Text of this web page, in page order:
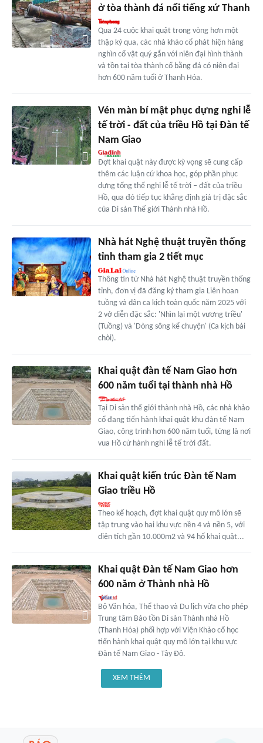
ở tòa thành đá nổi tiếng xứ Thanh
Qua 24 cuộc khai quật trong vòng hơn một
thập kỷ qua, các nhà khảo cổ phát hiện hàng
nghìn cổ vật quý gắn với niên đại hình thành
và tồn tại tòa thành cổ bằng đá có niên đại
hơn 600 năm tuổi ở Thanh Hóa.
Vén màn bí mật phục dựng nghi lễ
tế trời - đất của triều Hồ tại Đàn tế
Nam Giao
Đợt khai quật này được kỳ vọng sẽ cung cấp
thêm các luận cứ khoa học, góp phần phục
dựng tổng thể nghi lễ tế trời – đất của triều
Hồ, qua đó tiếp tục khẳng định giá trị đặc sắc
của Di sản Thế giới Thành nhà Hồ.
Nhà hát Nghệ thuật truyền thống
tỉnh tham gia 2 tiết mục
Thông tin từ Nhà hát Nghệ thuật truyền thống
tỉnh, đơn vị đã đăng ký tham gia Liên hoan
tuồng và dân ca kịch toàn quốc năm 2025 với
2 vở diễn đặc sắc: 'Nhìn lại một vương triều'
(Tuồng) và 'Dòng sông kể chuyện' (Ca kịch bài
chòi).
Khai quật đàn tế Nam Giao hơn
600 năm tuổi tại thành nhà Hồ
Tại Di sản thế giới thành nhà Hồ, các nhà khảo
cổ đang tiến hành khai quật khu đàn tế Nam
Giao, công trình hơn 600 năm tuổi, từng là nơi
vua Hồ cử hành nghi lễ tế trời đất.
Khai quật kiến trúc Đàn tế Nam
Giao triều Hồ
Theo kế hoạch, đợt khai quật quy mô lớn sẽ
tập trung vào hai khu vực nền 4 và nền 5, với
diện tích gần 10.000m2 và 94 hố khai quật...
Khai quật Đàn tế Nam Giao hơn
600 năm ở Thành nhà Hồ
Bộ Văn hóa, Thể thao và Du lịch vừa cho phép
Trung tâm Bảo tồn Di sản Thành nhà Hồ
(Thanh Hóa) phối hợp với Viện Khảo cổ học
tiến hành khai quật quy mô lớn tại khu vực
Đàn tế Nam Giao - Tây Đô.
XEM THÊM